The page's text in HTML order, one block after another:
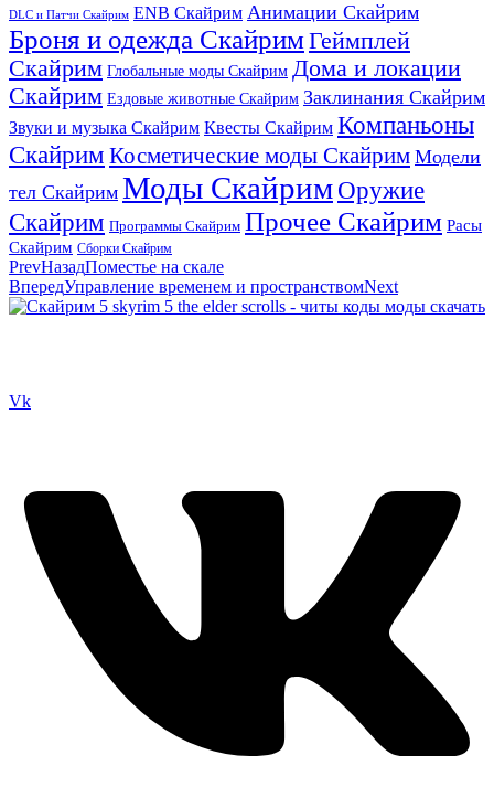
DLC и Патчи Скайрим ENB Скайрим Анимации Скайрим
Броня и одежда СкайримГеймплей
Скайрим Глобальные моды Скайрим Дома и локации
Скайрим Ездовые животные Скайрим Заклинания Скайрим
Звуки и музыка Скайрим Квесты Скайрим Компаньоны
Скайрим Косметические моды Скайрим Модели
тел Скайрим Моды Скайрим Оружие
Скайрим Программы Скайрим Прочее Скайрим Расы
Скайрим Сборки Скайрим
PrevНазадПоместье на скале
ВпередУправление временем и пространствомNext
Vk